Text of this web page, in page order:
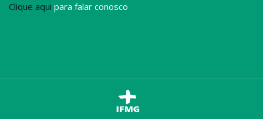
Clique aqui para falar conosco